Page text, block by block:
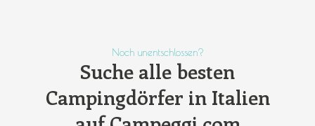
Noch unentschlossen?
Suche alle besten
Campingdörfer in Italien